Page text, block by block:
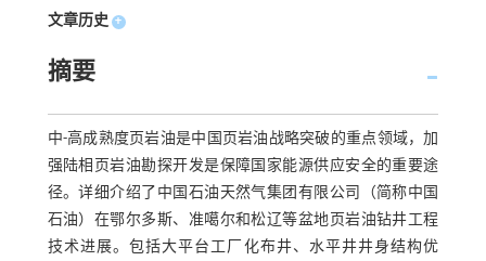
文章历史 +
摘要
中-高成熟度页岩油是中国页岩油战略突破的重点领域，加
强陆相页岩油勘探开发是保障国家能源供应安全的重要途
径。详细介绍了中国石油天然气集团有限公司（简称中国
石油）在鄂尔多斯、准噶尔和松辽等盆地页岩油钻井工程
技术进展。包括大平台工厂化布井、水平井井身结构优